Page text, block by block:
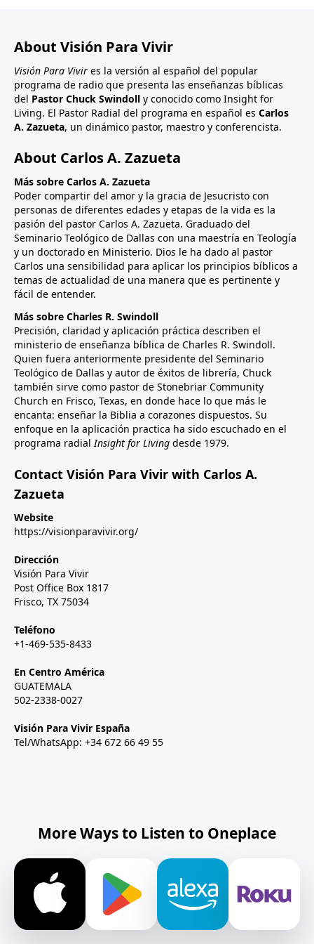
About Visión Para Vivir
Visión Para Vivir es la versión al español del popular
programa de radio que presenta las enseñanzas bíblicas
del Pastor Chuck Swindoll y conocido como Insight for
Living. El Pastor Radial del programa en español es Carlos
A. Zazueta, un dinámico pastor, maestro y conferencista.
About Carlos A. Zazueta
Más sobre Carlos A. Zazueta
Poder compartir del amor y la gracia de Jesucristo con
personas de diferentes edades y etapas de la vida es la
pasión del pastor Carlos A. Zazueta. Graduado del
Seminario Teológico de Dallas con una maestría en Teología
y un doctorado en Ministerio. Dios le ha dado al pastor
Carlos una sensibilidad para aplicar los principios bíblicos a
temas de actualidad de una manera que es pertinente y
fácil de entender.
Más sobre Charles R. Swindoll
Precisión, claridad y aplicación práctica describen el
ministerio de enseñanza bíblica de Charles R. Swindoll.
Quien fuera anteriormente presidente del Seminario
Teológico de Dallas y autor de éxitos de librería, Chuck
también sirve como pastor de Stonebriar Community
Church en Frisco, Texas, en donde hace lo que más le
encanta: enseñar la Biblia a corazones dispuestos. Su
enfoque en la aplicación practica ha sido escuchado en el
programa radialInsight for Living desde 1979.
Contact Visión Para Vivir with Carlos A.
Zazueta
Website
https://visionparavivir.org/
Dirección
Visión Para Vivir
Post Office Box 1817
Frisco, TX 75034
Teléfono
+1-469-535-8433
En Centro América
GUATEMALA
502-2338-0027
Visión Para Vivir España
Tel/WhatsApp: +34 672 66 49 55
More Ways to Listen to Oneplace